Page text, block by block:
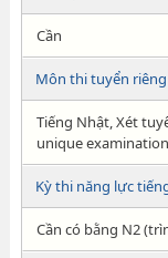
Cần
Môn thi tuyển
Tiếng Nhật, Xét
unique
Kỳ thi năng lực
Cần có bằng N2